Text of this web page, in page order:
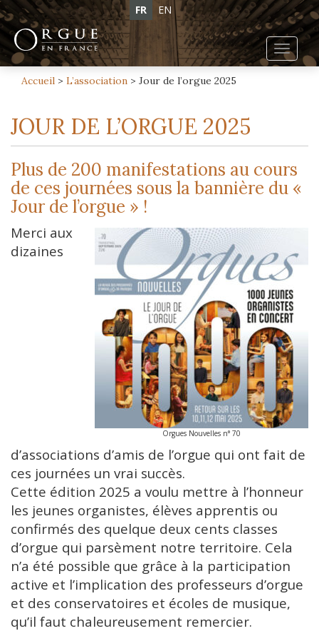
FR EN
Accueil > L’association > Jour de l’orgue 2025
JOUR DE L’ORGUE 2025
Plus de 200 manifestations au cours
de ces journées sous la bannière du «
Jour de l’orgue » !
Orgues Nouvelles n° 70
Merci aux
dizaines
d’associations d’amis de l’orgue qui ont fait de
ces journées un vrai succès.
Cette édition 2025 a voulu mettre à l’honneur
les jeunes organistes, élèves apprentis ou
confirmés des quelque deux cents classes
d’orgue qui parsèment notre territoire. Cela
n’a été possible que grâce à la participation
active et l’implication des professeurs d’orgue
et des conservatoires et écoles de musique,
qu’il faut chaleureusement remercier.